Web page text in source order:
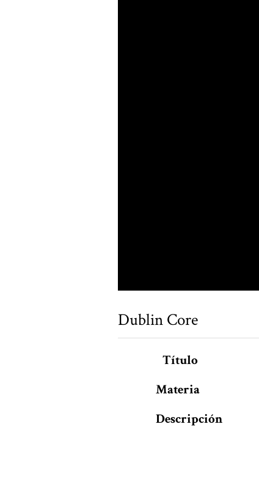
Dublin Core
Título
Materia
Descripción